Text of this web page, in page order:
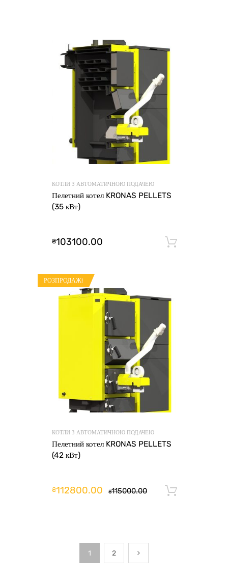
КОТЛИ З АВТОМАТИЧНОЮ ПОДАЧЕЮ
Пелетний котел KRONAS PELLETS
(35 кВт)
₴103100.00
РОЗПРОДАЖ!
КОТЛИ З АВТОМАТИЧНОЮ ПОДАЧЕЮ
Пелетний котел KRONAS PELLETS
(42 кВт)
₴115000.00
₴112800.00
1 2